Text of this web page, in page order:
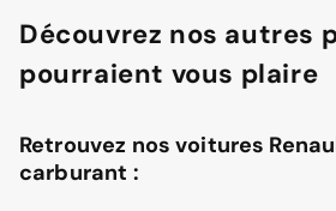
Découvrez nos autres
pourraient vous plaire
Retrouvez nos voitures
carburant :